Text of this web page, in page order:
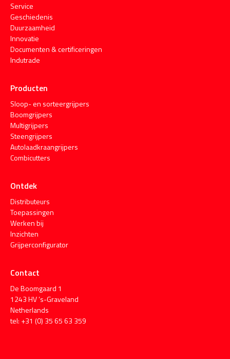
Service
Geschiedenis
Duurzaamheid
Innovatie
Documenten & certificeringen
Indutrade
Producten
Sloop- en sorteergrijpers
Boomgrijpers
Multigrijpers
Steengrijpers
Autolaadkraangrijpers
Combicutters
Ontdek
Distributeurs
Toepassingen
Werken bij
Inzichten
Grijperconfigurator
Contact
De Boomgaard 1
1243 HV ’s-Graveland
Netherlands
tel: +31 (0) 35 65 63 359